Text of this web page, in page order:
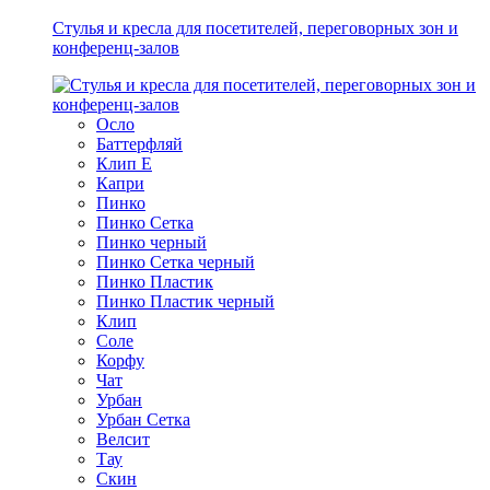
Стулья и кресла для посетителей, переговорных зон и
конференц-залов
Осло
Баттерфляй
Клип Е
Капри
Пинко
Пинко Сетка
Пинко черный
Пинко Сетка черный
Пинко Пластик
Пинко Пластик черный
Клип
Соле
Корфу
Чат
Урбан
Урбан Сетка
Велсит
Тау
Скин